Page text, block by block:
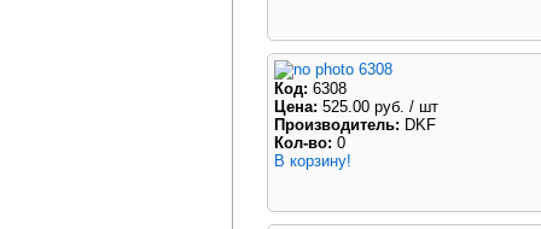
6308
Код: 6308
Цена: 525.00 руб. / шт
Производитель: DKF
Кол-во: 0
В корзину!